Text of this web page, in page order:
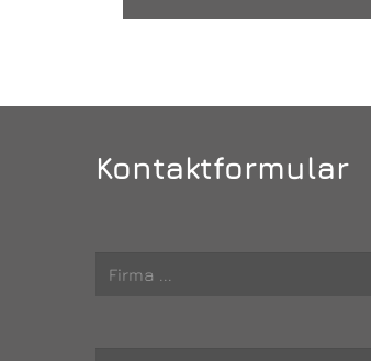
Kontaktformular